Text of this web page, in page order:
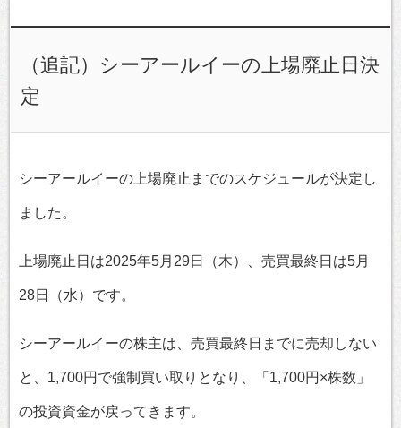
（追記）シーアールイーの上場廃止日決
定
シーアールイーの上場廃止までのスケジュールが決定し
ました。
上場廃止日は2025年5月29日（木）、売買最終日は5月
28日（水）です。
シーアールイーの株主は、売買最終日までに売却しない
と、1,700円で強制買い取りとなり、「1,700円×株数」
の投資資金が戻ってきます。